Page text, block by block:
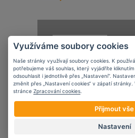
11
Využíváme soubory cookies
Naše stránky využívají soubory cookies. K
potřebujeme váš souhlas, který vyjádříte kliknutím
odsouhlasit i jednotlivě přes „Nastavení“.
změnit přes „Nastavení cookies“ v zápatí
stránce Zpracování cookies
Přijmout vše
Nastavení